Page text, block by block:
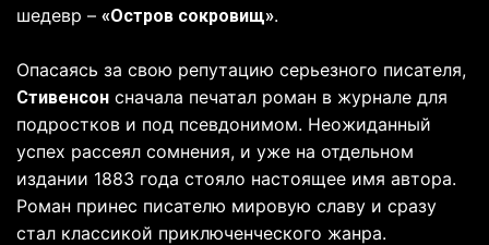
шедевр – «Остров сокровищ».
Опасаясь за свою репутацию серьезного писателя,
Стивенсон сначала печатал роман в журнале для
подростков и под псевдонимом. Неожиданный
успех рассеял сомнения, и уже на отдельном
издании 1883 года стояло настоящее имя автора.
Роман принес писателю мировую славу и сразу
стал классикой приключенческого жанра.